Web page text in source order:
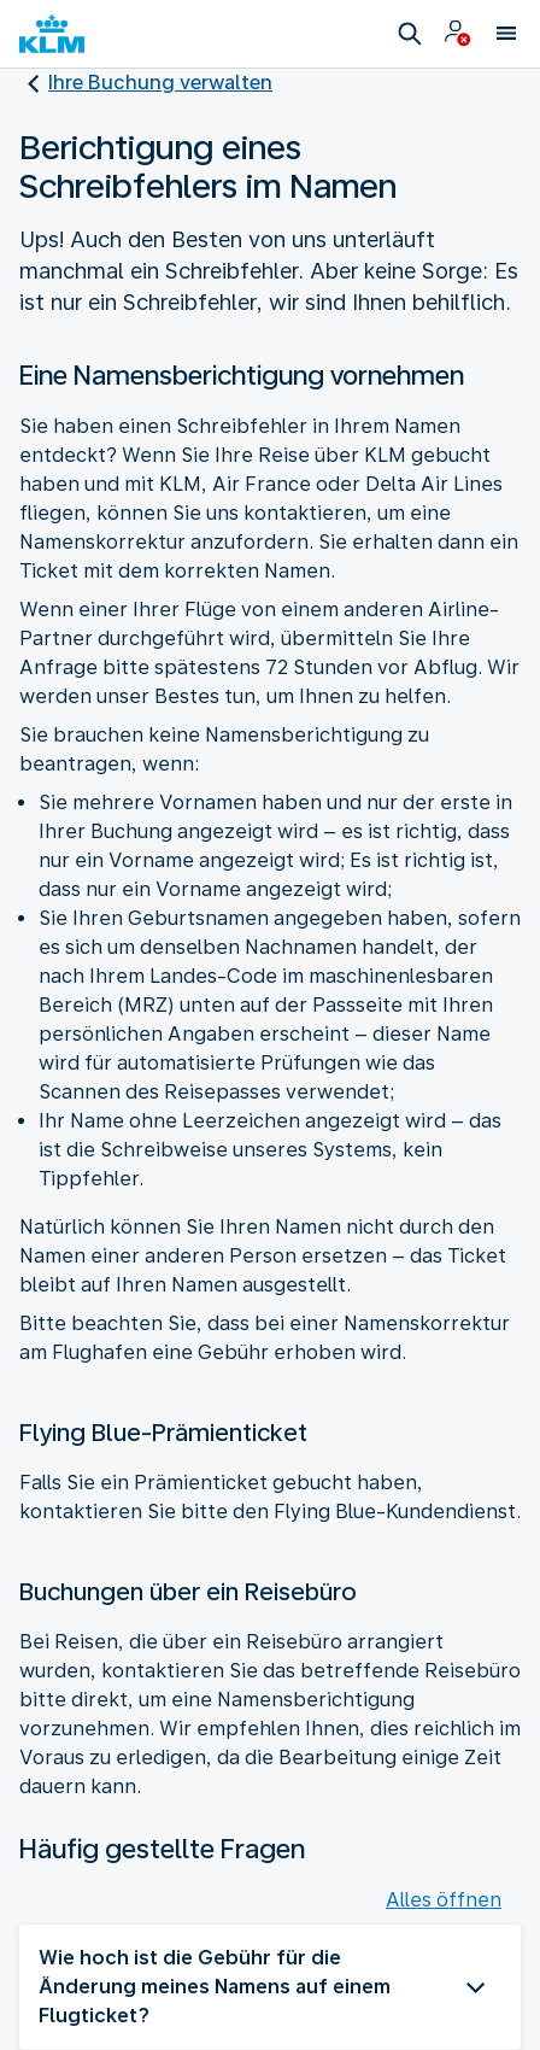
Ihre Buchung verwalten
Berichtigung eines
Schreibfehlers im Namen
Ups! Auch den Besten von uns unterläuft
manchmal ein Schreibfehler. Aber keine Sorge: Es
ist nur ein Schreibfehler, wir sind Ihnen behilflich.
Eine Namensberichtigung vornehmen
Sie haben einen Schreibfehler in Ihrem Namen
entdeckt? Wenn Sie Ihre Reise über KLM gebucht
haben und mit KLM, Air France oder Delta Air Lines
fliegen, können Sie uns kontaktieren, um eine
Namenskorrektur anzufordern. Sie erhalten dann ein
Ticket mit dem korrekten Namen.
Wenn einer Ihrer Flüge von einem anderen Airline-
Partner durchgeführt wird, übermitteln Sie Ihre
Anfrage bitte spätestens 72 Stunden vor Abflug. Wir
werden unser Bestes tun, um Ihnen zu helfen.
Sie brauchen keine Namensberichtigung zu
beantragen, wenn:
Sie mehrere Vornamen haben und nur der erste in
Ihrer Buchung angezeigt wird – es ist richtig, dass
nur ein Vorname angezeigt wird; Es ist richtig ist,
dass nur ein Vorname angezeigt wird;
Sie Ihren Geburtsnamen angegeben haben, sofern
es sich um denselben Nachnamen handelt, der
nach Ihrem Landes-Code im maschinenlesbaren
Bereich (MRZ) unten auf der Passseite mit Ihren
persönlichen Angaben erscheint – dieser Name
wird für automatisierte Prüfungen wie das
Scannen des Reisepasses verwendet;
Ihr Name ohne Leerzeichen angezeigt wird – das
ist die Schreibweise unseres Systems, kein
Tippfehler.
Natürlich können Sie Ihren Namen nicht durch den
Namen einer anderen Person ersetzen – das Ticket
bleibt auf Ihren Namen ausgestellt.
Bitte beachten Sie, dass bei einer Namenskorrektur
am Flughafen eine Gebühr erhoben wird.
Flying Blue-Prämienticket
Falls Sie ein Prämienticket gebucht haben,
kontaktieren Sie bitte den Flying Blue-Kundendienst.
Buchungen über ein Reisebüro
Bei Reisen, die über ein Reisebüro arrangiert
wurden, kontaktieren Sie das betreffende Reisebüro
bitte direkt, um eine Namensberichtigung
vorzunehmen. Wir empfehlen Ihnen, dies reichlich im
Voraus zu erledigen, da die Bearbeitung einige Zeit
dauern kann.
Häufig gestellte Fragen
Alles öffnen
Wie hoch ist die Gebühr für die
Änderung meines Namens auf einem
Flugticket?